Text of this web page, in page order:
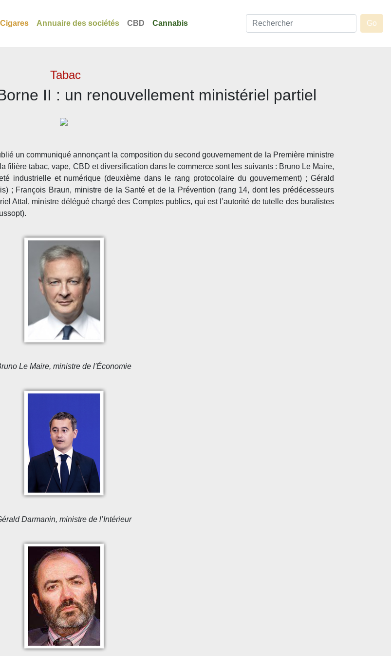
Cigares Annuaire des sociétés CBD Cannabis
Tabac
II : un renouvellement ministériel partiel
un communiqué annonçant la composition du second gouvernement de la Première ministre
filière tabac, vape, CBD et diversification dans le commerce sont les suivants : Bruno Le Maire,
industrielle et numérique (deuxième dans le rang protocolaire du gouvernement) ; Gérald
; François Braun, ministre de la Santé et de la Prévention (rang 14, dont les prédécesseurs
Attal, ministre délégué chargé des Comptes publics, qui est l’autorité de tutelle des buralistes
Le Maire, ministre de l'Économie
Darmanin, ministre de l’Intérieur